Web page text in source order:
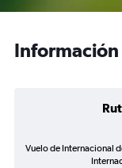
Vuelo de Internacional